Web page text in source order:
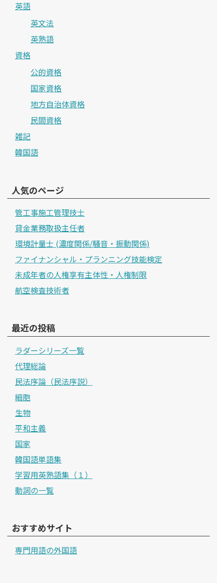
英語
英文法
英熟語
資格
公的資格
国家資格
地方自治体資格
民間資格
雑記
韓国語
人気のページ
管工事施工管理技士
貸金業務取扱主任者
環境計量士 (濃度関係/騒音・振動関係)
ファイナンシャル・プランニング技能検定
未成年者の人権享有主体性・人権制限
航空検査技術者
最近の投稿
ラダーシリーズ一覧
代理総論
民法序論（民法序説）
細胞
生物
平和主義
国家
韓国語単語集
学習用英熟語集（１）
動詞の一覧
おすすめサイト
専門用語の外国語